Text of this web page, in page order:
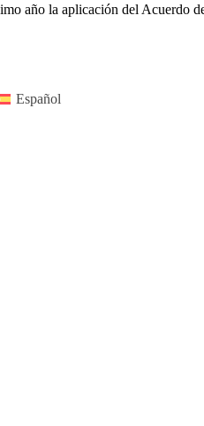
año la aplicación del Acuerdo
Español